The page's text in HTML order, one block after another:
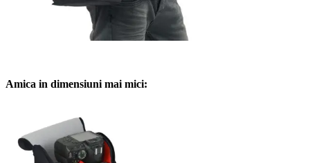
Amica in dimensiuni mai mici: